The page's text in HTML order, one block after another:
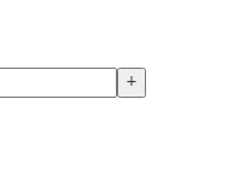
+